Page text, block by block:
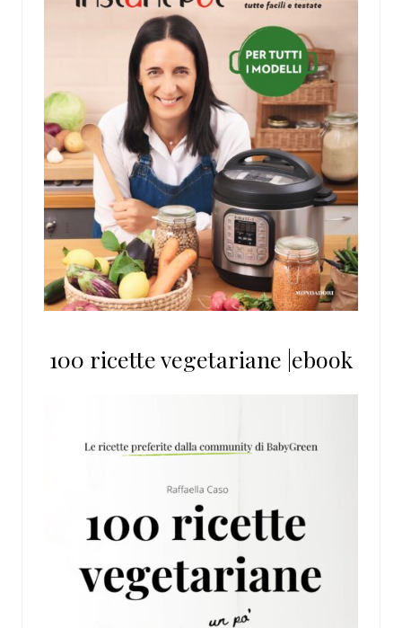
100 ricette vegetariane |ebook